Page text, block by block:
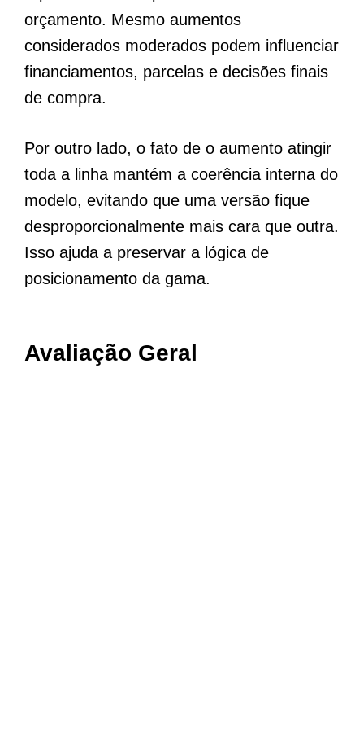
orçamento. Mesmo aumentos
considerados moderados podem influenciar
financiamentos, parcelas e decisões finais
de compra.
Por outro lado, o fato de o aumento atingir
toda a linha mantém a coerência interna do
modelo, evitando que uma versão fique
desproporcionalmente mais cara que outra.
Isso ajuda a preservar a lógica de
posicionamento da gama.
Avaliação Geral